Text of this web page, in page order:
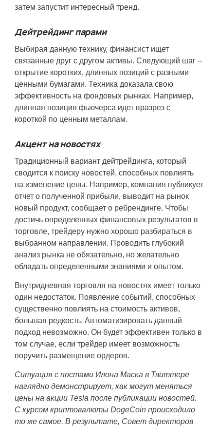
затем запустит интересный тренд.
Дейтрейдинг парами
Выбирая данную технику, финансист ищет
связанные друг с другом активы. Следующий шаг –
открытие коротких, длинных позиций с разными
ценными бумагами. Техника доказала свою
эффективность на фондовых рынках. Например,
длинная позиция фьючерса идет вразрез с
короткой по ценным металлам.
Акцент на новостях
Традиционный вариант дейтрейдинга, который
сводится к поиску новостей, способных повлиять
на изменение цены. Например, компания публикует
отчет о полученной прибыли, выводит на рынок
новый продукт, сообщает о ребрендинге. Чтобы
достичь определенных финансовых результатов в
торговле, трейдеру нужно хорошо разбираться в
выбранном направлении. Проводить глубокий
анализ рынка не обязательно, но желательно
обладать определенными знаниями и опытом.
Внутридневная торговля на новостях имеет только
один недостаток. Появление событий, способных
существенно повлиять на стоимость активов,
большая редкость. Автоматизировать данный
подход невозможно. Он будет эффективен только в
том случае, если трейдер имеет возможность
поручить размещение ордеров.
Ситуация с постами Илона Маска в Твиттере
наглядно демонстрирует, как могут меняться
цены на акции Tesla после публикации новостей.
С курсом криптовалюты DogeCoin происходило
то же самое. В результате, Совет директоров